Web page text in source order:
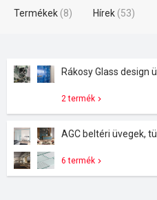
Termékek (8) Hírek (53)
Rákosy Glass design
2 termék
AGC beltéri üvegek,
6 termék